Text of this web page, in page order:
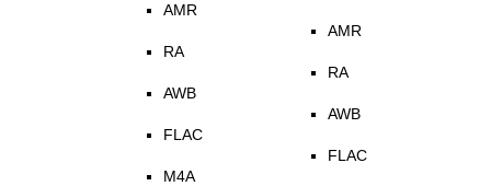
AMR
RA
AWB
FLAC
M4A
AMR
RA
AWB
FLAC